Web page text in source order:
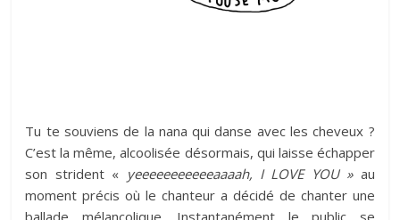
Tu te souviens de la nana qui danse avec les cheveux ?
C’est la même, alcoolisée désormais, qui laisse échapper
son strident « yeeeeeeeeeeeaaaah, I LOVE YOU »au
moment précis où le chanteur a décidé de chanter une